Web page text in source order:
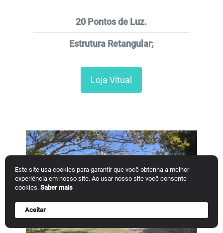
Este site usa cookies para garantir que você obtenha a melhor
experiência em nosso site. Ao usar nosso site você consente
cookies. Saber mais
Aceitar
20 Pontos de Luz.
Estrutura Retangular;
Loja Vitual